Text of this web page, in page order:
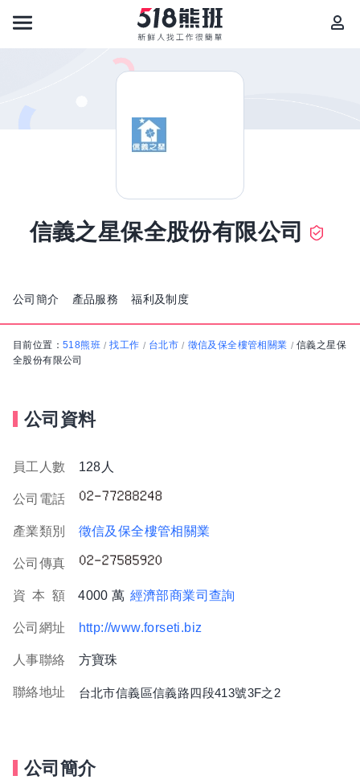
信義之星保全股份有限公司
公司簡介 產品服務 福利及制度
目前位置： 518熊班 / 找工作 / 台北市 / 徵信及保全樓管相關業 / 信義之星保
全股份有限公司
公司資料
員工人數 128人
公司電話
產業類別 徵信及保全樓管相關業
公司傳真
資 本 額 4000 萬 經濟部商業司查詢
公司網址 http://www.forseti.biz
人事聯絡 方寶珠
聯絡地址 台北市信義區信義路四段413號3F之2
公司簡介